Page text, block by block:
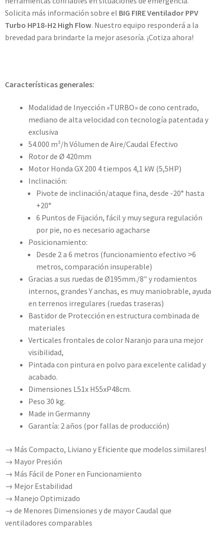
Solicita más información sobre el BIG FIRE Ventilador PPV
Turbo HP18-H2 High Flow. Nuestro equipo responderá a la
brevedad para brindarte la mejor asesoría. ¡Cotiza ahora!
Características generales:
Modalidad de Inyección «TURBO» de cono centrado,
mediano de alta velocidad con tecnología patentada y
exclusiva
54.000 m³/h Vólumen de Aire/Caudal Efectivo
Rotor de Ø 420mm
Motor Honda GX 200 4 tiempos 4,1 kW (5,5HP)
Inclinación:
Pivote de inclinación/ataque fina, desde -20° hasta
+20°
6 Puntos de Fijación, fácil y muy segura regulación
por pie, no es necesario agacharse
Posicionamiento:
Desde 2 a 6 metros (funcionamiento efectivo ˃6
metros, comparación insuperable)
Gracias a sus ruedas de Ø195mm./8″ y rodamientos
internos, grandes Y anchas, es muy maniobrable, ayuda
en terrenos irregulares (ruedas traseras)
Bastidor de Protección en estructura combinada de
materiales
Verticales frontales de color Naranjo para una mejor
visibilidad,
Pintada con pintura en polvo para excelente calidad y
acabado.
Dimensiones L51x H55xP48cm.
Peso 30 kg.
Made in Germanny
Garantía: 2 años (por fallas de producción)
→ Más Compacto, Liviano y Eficiente que modelos similares!
→ Mayor Presión
→ Más Fácil de Poner en Funcionamiento
→ Mejor Estabilidad
→ Manejo Optimizado
→ de Menores Dimensiones y de mayor Caudal que
ventiladores comparables